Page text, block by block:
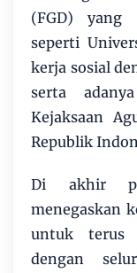
(FGD) yang
seperti
kerja sosial
serta
Kejaksaan
Republik
Di akhir
menegaskan
untuk terus
dengan